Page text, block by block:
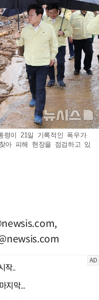
령이 21일 기록적인 폭우가
아 피해 현장을 점검하고 있
,